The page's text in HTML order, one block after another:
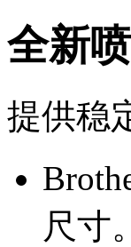
全新
提供稳
尺寸。